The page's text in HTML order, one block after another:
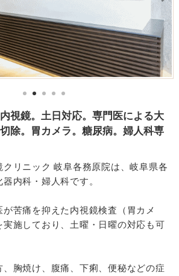
視鏡。土日対応。専門医による大
除。胃カメラ。糖尿病。婦人科専
クリニック 岐阜各務原院は、岐阜県各
内科・婦人科です。
苦痛を抑えた内視鏡検査（胃カメ
実施しており、土曜・日曜の対応も可
胸焼け、腹痛、下痢、便秘などの症